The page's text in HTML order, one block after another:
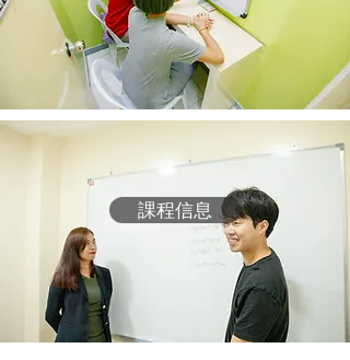
課程信息